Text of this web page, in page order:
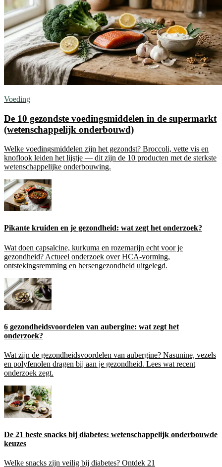
Voeding
De 10 gezondste voedingsmiddelen in de supermarkt
(wetenschappelijk onderbouwd)
Welke voedingsmiddelen zijn het gezondst? Broccoli, vette vis en
knoflook leiden het lijstje — dit zijn de 10 producten met de sterkste
wetenschappelijke onderbouwing.
Pikante kruiden en je gezondheid: wat zegt het onderzoek?
Wat doen capsaïcine, kurkuma en rozemarijn echt voor je
gezondheid? Actueel onderzoek over HCA-vorming,
ontstekingsremming en hersengezondheid uitgelegd.
6 gezondheidsvoordelen van aubergine: wat zegt het
onderzoek?
Wat zijn de gezondheidsvoordelen van aubergine? Nasunine, vezels
en polyfenolen dragen bij aan je gezondheid. Lees wat recent
onderzoek zegt.
De 21 beste snacks bij diabetes: wetenschappelijk onderbouwde
keuzes
Welke snacks zijn veilig bij diabetes? Ontdek 21